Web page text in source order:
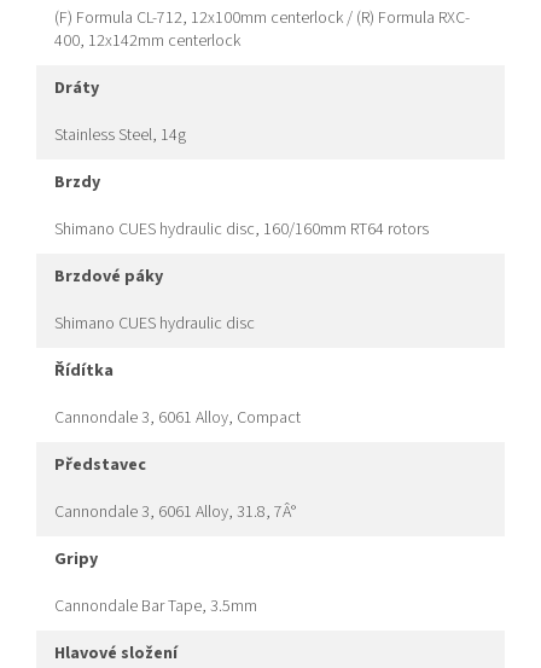
(F) Formula CL-712, 12x100mm centerlock / (R) Formula RXC-
400, 12x142mm centerlock
dráty
Stainless Steel, 14g
brzdy
Shimano CUES hydraulic disc, 160/160mm RT64 rotors
brzdové páky
Shimano CUES hydraulic disc
řídítka
Cannondale 3, 6061 Alloy, Compact
představec
Cannondale 3, 6061 Alloy, 31.8, 7Â°
gripy
Cannondale Bar Tape, 3.5mm
hlavové složení